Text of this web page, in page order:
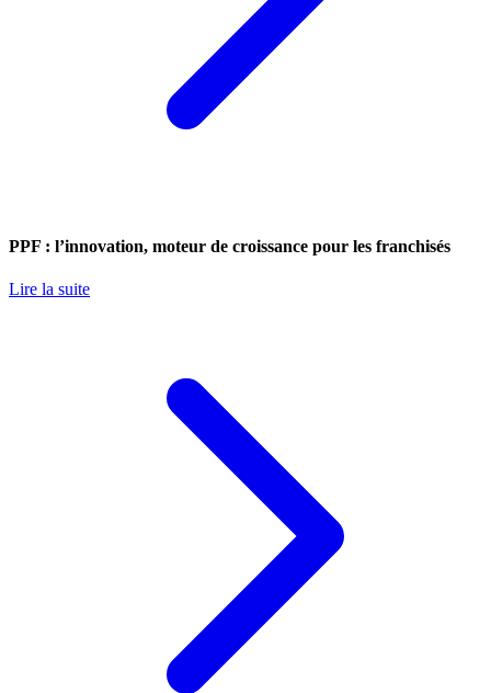
PPF : l’innovation, moteur de croissance pour les franchisés
Lire la suite